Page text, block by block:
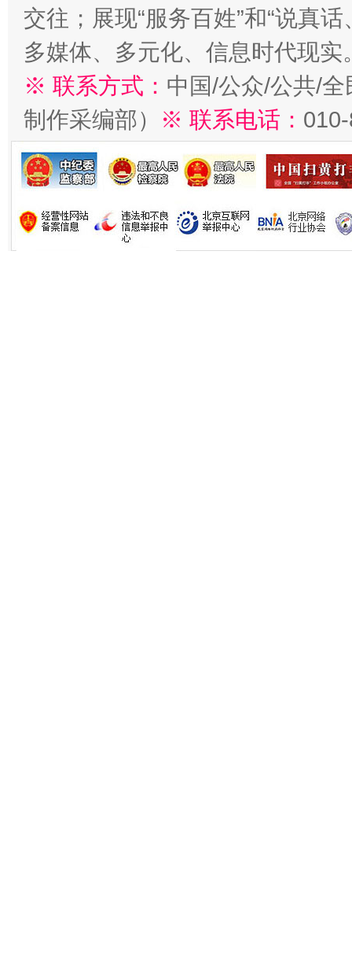
交往；展现“服务百姓”和“说真
多媒体、多元化、信息时代现实
※ 联系方式： 中国/公众/公共/
制作采编部）
※ 联系电话：